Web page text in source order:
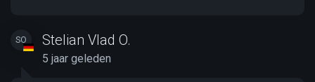
SO Stelian Vlad O.
5 jaar geleden